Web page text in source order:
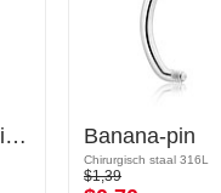
Banana (titanium, geanodiseerd) met balletjes Banana-pin
Chirurgisch staal 316L
$1,39